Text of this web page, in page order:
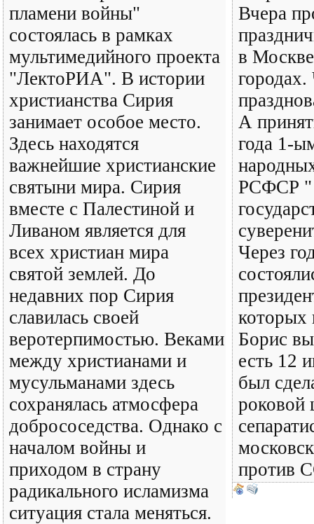
пламени войны"
состоялась в рамках
мультимедийного проекта
"ЛектоРИА". В истории
христианства Сирия
занимает особое место.
Здесь находятся
важнейшие христианские
святыни мира. Сирия
вместе с Палестиной и
Ливаном является для
всех христиан мира
святой землей. До
недавних пор Сирия
славилась своей
веротерпимостью. Веками
между христианами и
мусульманами здесь
сохранялась атмосфера
добрососедства. Однако с
началом войны и
приходом в страну
радикального исламизма
ситуация стала меняться.
Вчера
в
А
года 1-
РСФСР "
Через
которых
Борис
есть 12
был
роковой
против